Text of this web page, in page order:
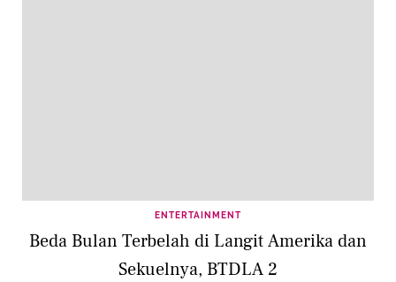
ENTERTAINMENT
Beda Bulan Terbelah di Langit Amerika dan
Sekuelnya, BTDLA 2